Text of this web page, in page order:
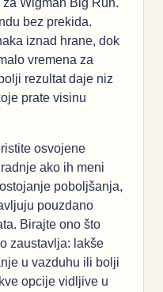
bez prekida.
iznad hrane, dok
vremena za
rezultat daje niz
prate visinu
osvojene
ako ih meni
poboljšanja,
pouzdano
Birajte ono što
zaustavlja: lakše
u vazduhu ili bolji
opcije vidljive u